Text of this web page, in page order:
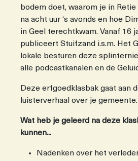
bodem doet, waarom je in
na acht uur ‘s avonds en hoe
in Geel terechtkwam. Vanaf 16
publiceert Stuifzand i.s.m. Het
lokale besturen deze
alle podcastkanalen en de
Deze erfgoedklasbak gaat aan
luisterverhaal over je gemeente.
Wat heb je geleerd na deze
kunnen...
Nadenken over het